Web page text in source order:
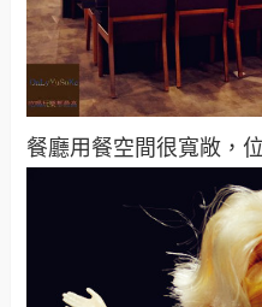
餐廳用餐空間很寬敞，